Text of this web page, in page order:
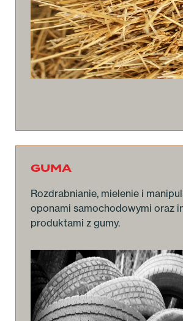
GUMA
Rozdrabnianie, mielenie i
oponami samochodowymi oraz
produktami z gumy.